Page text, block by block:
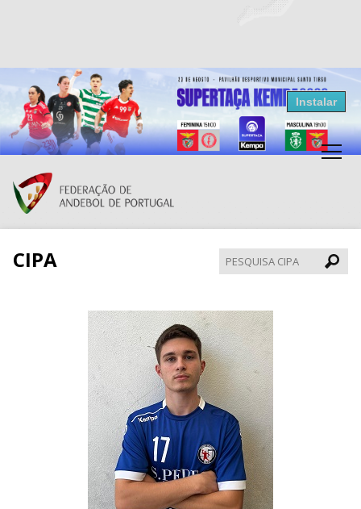
Resultados Andebol
Federação de Andebol de Portugal
Grátis - Disponivel na Play Store
Instalar
CIPA
CIPA